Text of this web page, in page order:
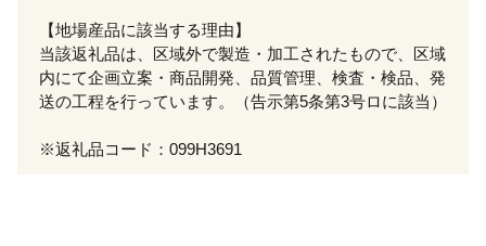
【地場産品に該当する理由】
当該返礼品は、区域外で製造・加工されたもので、区域
内にて企画立案・商品開発、品質管理、検査・検品、発
送の工程を行っています。（告示第5条第3号ロに該当）
※返礼品コード：099H3691